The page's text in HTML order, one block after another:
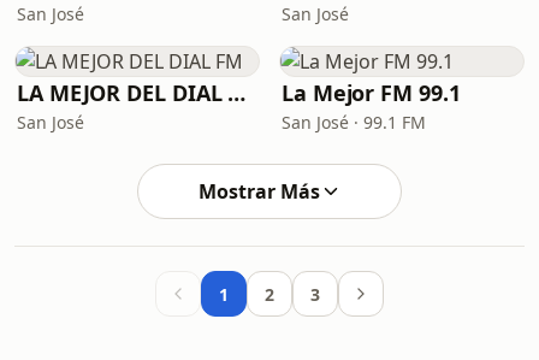
San José San José
LA MEJOR DEL DIAL FM
San José
La Mejor FM 99.1
San José · 99.1 FM
Mostrar Más
1 2 3